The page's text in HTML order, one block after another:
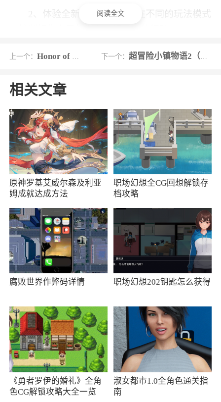
2、体验全新的驾驶操作，在不同的玩法模式
3、解锁更多的城市去参加不同的比赛，在更
新的记录
控制好自己的车辆来进行极速的驾驶
小编评价
1、Racing Master又被称为网易赛车大师，是
由网易打造的赛车游戏，整个游戏画面都采用了
电影级别的画质打造，玩家们可以在这里看到更
多知名的跑车和各种道具，让你在驾驶的过程中
享受真实的竞速体验
2、Racing Master抢先开启，玩家可以加速体
验全新赛车游戏，全新虚幻4引擎打造，全球顶尖
赛车汇聚，自定义你的赛车加入狂飙赛场，各个
术
3、畅快的激情内容！简单轻松地游戏操作，
完美的竞争方式，改装你的赛车，随时随地比
赛，成为最强的赛车手
阅读全文
上一个：Honor of Kings全球服 下一个： 超冒险小镇物语2（封神传说0.05折）
相关文章
原神罗基艾威尔森及利亚
姆成就达成方法
职场幻想全CG回想解锁存
档攻略
腐败世界作弊码详情 职场幻想202钥匙怎么获得
《勇者罗伊的婚礼》全角
色CG解锁攻略大全一览
淑女都市1.0全角色通关指
南